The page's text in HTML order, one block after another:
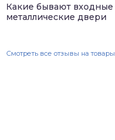
Какие бывают входные
металлические двери
Смотреть все отзывы на товары